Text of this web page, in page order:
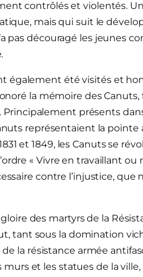
contrôlés et violentés.
mais qui suit le
pas découragé les jeunes
également été visités et
la mémoire des
Principalement présents
représentaient la pointe
et 1849, les Canuts se
« Vivre en travaillant
contre l’injustice, que
des martyrs de la
tant sous la domination
la résistance armée
et les statues de la